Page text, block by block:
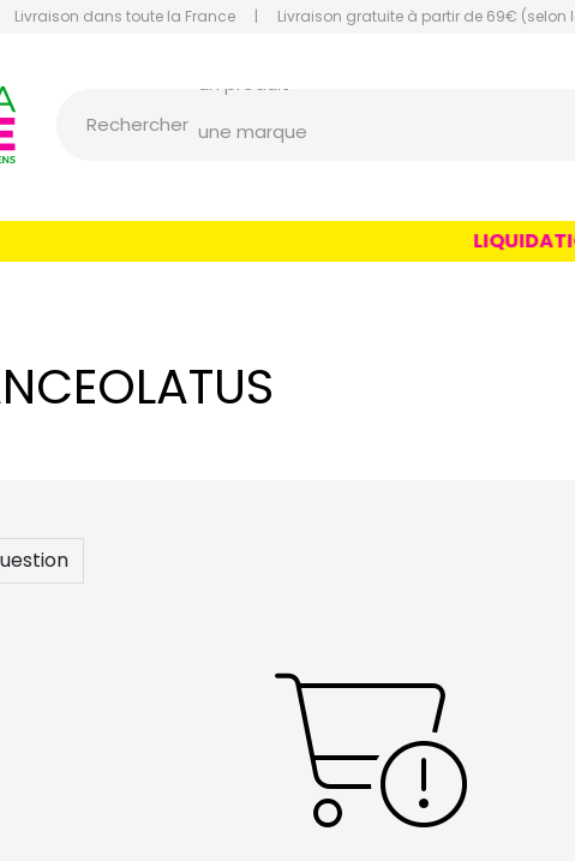
Livraison dans toute la France | Livraison gratuite à partir de 69€ (selon
Pharmaforce Grande Pharmacie Amiens Fachon
Rechercher
un conseil
une marque